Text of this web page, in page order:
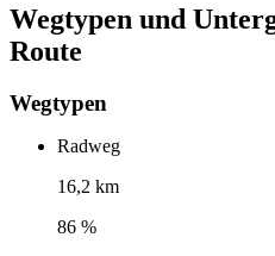
Wegtypen und
Route
Wegtypen
Radweg
16,2 km
86 %